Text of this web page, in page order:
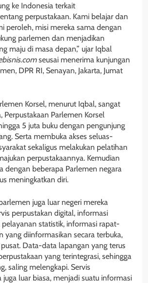
ke Indonesia terkait
perpustakaan. Kami belajar dan
peroleh, misi mereka sama dengan
parlemen dan menjadikan
maju di masa depan,” ujar Iqbal
seusai menerima kunjungan
DPR RI, Senayan, Jakarta, Jumat
Korsel, menurut Iqbal, sangat
Perpustakaan Parlemen Korsel
5 juta buku dengan pengunjung
Serta membuka akses seluas-
sekaligus melakukan pelatihan
perpustakaannya. Kemudian
dengan beberapa Parlemen negara
meningkatkan diri.
juga luar negeri mereka
perpustakan digital, informasi
statistik, informasi rapat-
yang diinformasikan secara terbuka,
Data-data lapangan yang terus
yang terintegrasi, sehingga
saling melengkapi. Servis
juga luar biasa, menjadi suatu informasi